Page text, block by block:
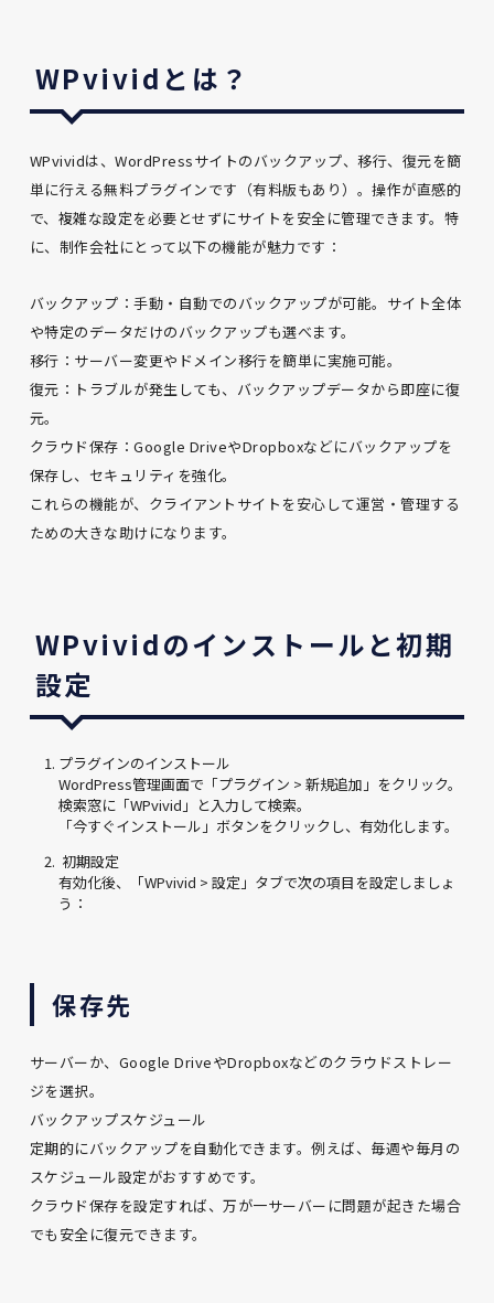
WPvividとは？
WPvividは、WordPressサイトのバックアップ、移行、復元を簡
単に行える無料プラグインです（有料版もあり）。操作が直感的
で、複雑な設定を必要とせずにサイトを安全に管理できます。特
に、制作会社にとって以下の機能が魅力です：
バックアップ：手動・自動でのバックアップが可能。サイト全体
や特定のデータだけのバックアップも選べます。
移行：サーバー変更やドメイン移行を簡単に実施可能。
復元：トラブルが発生しても、バックアップデータから即座に復
元。
クラウド保存：Google DriveやDropboxなどにバックアップを
保存し、セキュリティを強化。
これらの機能が、クライアントサイトを安心して運営・管理する
ための大きな助けになります。
WPvividのインストールと初期
設定
プラグインのインストール
WordPress管理画面で「プラグイン > 新規追加」をクリック。
検索窓に「WPvivid」と入力して検索。
「今すぐインストール」ボタンをクリックし、有効化します。
初期設定
有効化後、「WPvivid > 設定」タブで次の項目を設定しましょ
う：
保存先
サーバーか、Google DriveやDropboxなどのクラウドストレー
ジを選択。
バックアップスケジュール
定期的にバックアップを自動化できます。例えば、毎週や毎月の
スケジュール設定がおすすめです。
クラウド保存を設定すれば、万が一サーバーに問題が起きた場合
でも安全に復元できます。